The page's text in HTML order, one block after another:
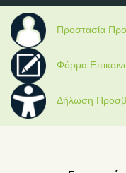
Προστασία
Φόρμα
Δήλωση